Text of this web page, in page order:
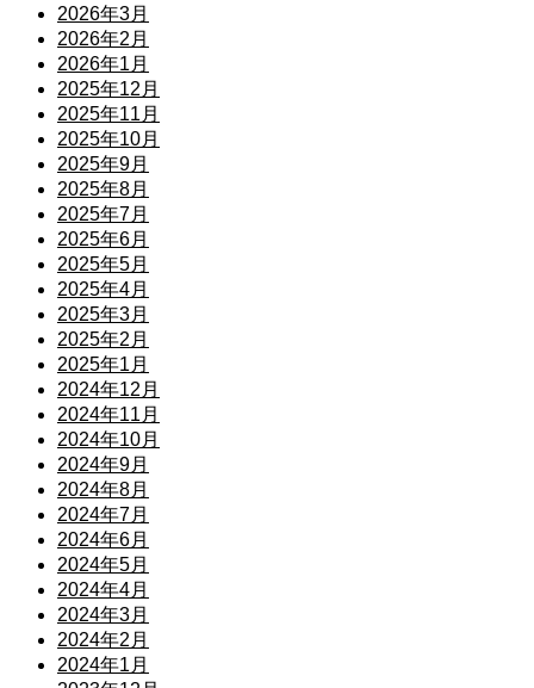
2026年3月
2026年2月
2026年1月
2025年12月
2025年11月
2025年10月
2025年9月
2025年8月
2025年7月
2025年6月
2025年5月
2025年4月
2025年3月
2025年2月
2025年1月
2024年12月
2024年11月
2024年10月
2024年9月
2024年8月
2024年7月
2024年6月
2024年5月
2024年4月
2024年3月
2024年2月
2024年1月